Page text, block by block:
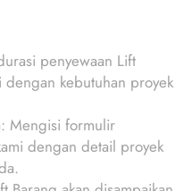
penyewaan Lift
dengan kebutuhan proyek
Mengisi formulir
dengan detail proyek